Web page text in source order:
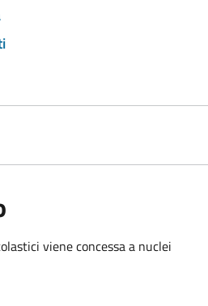
viene concessa a nuclei